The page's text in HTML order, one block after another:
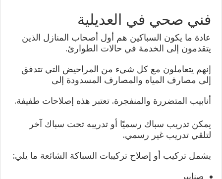
فني صحي في العديلية
عادة ما يكون السباكين هم أول أصحاب المنازل الذين
يتقدمون إلى الخدمة في حالات الطوارئ.
إنهم يتعاملون مع كل شيء من المراحيض التي تتدفق
إلى مصارف المياه والمصارف المسدودة إلى
أنابيب المتضررة والمنفجرة. تعتبر هذه إصلاحات طفيفة.
يمكن تدريب سباك رسميًا أو تدريبه تحت سباك آخر
لتلقي تدريب غير رسمي.
يشمل تركيب أو إصلاح تركيبات السباكة الشائعة ما يلي:
صنابير